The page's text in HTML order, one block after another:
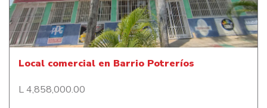
Local comercial en Barrio Potreríos
Local comercial en Barrio Potreríos
L 4,858,000.00